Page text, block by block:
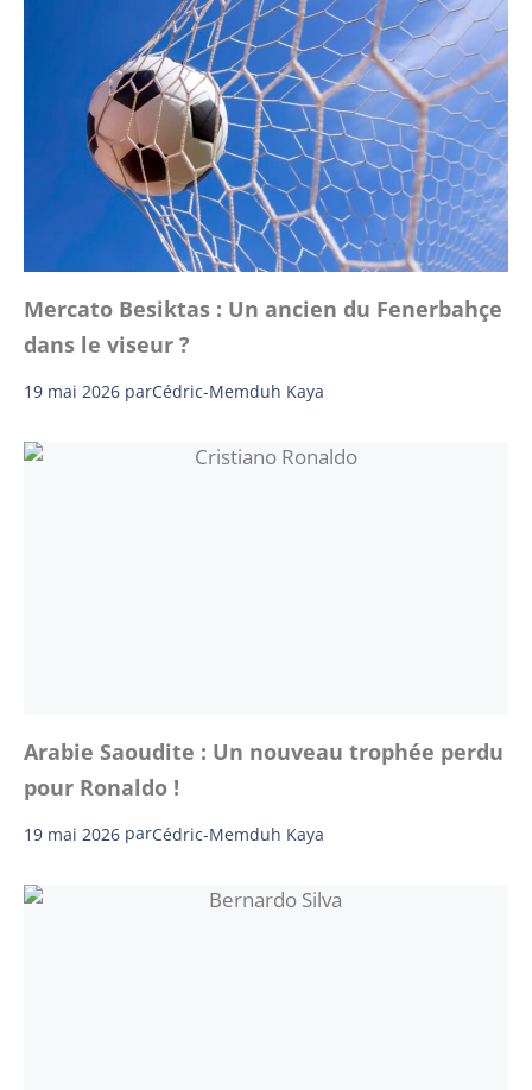
Mercato Besiktas : Un ancien du Fenerbahçe
dans le viseur ?
19 mai 2026 parCédric-Memduh Kaya
Arabie Saoudite : Un nouveau trophée perdu
pour Ronaldo !
19 mai 2026 parCédric-Memduh Kaya